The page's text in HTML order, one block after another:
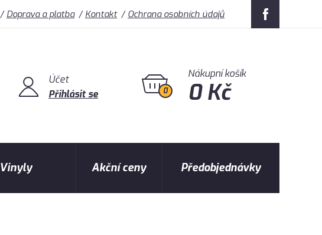
Doprava a platba Kontakt Ochrana osobních údajů
Účet
Přihlásit se
0
Nákupní košík
0 Kč
Vinyly Akční ceny Předobjednávky